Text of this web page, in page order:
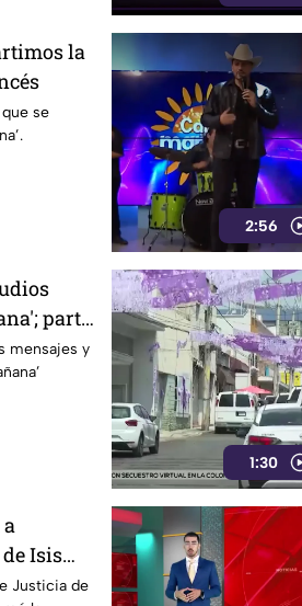
la
se
2:56
parte
mensajes y
1:30
Isis
Justicia de